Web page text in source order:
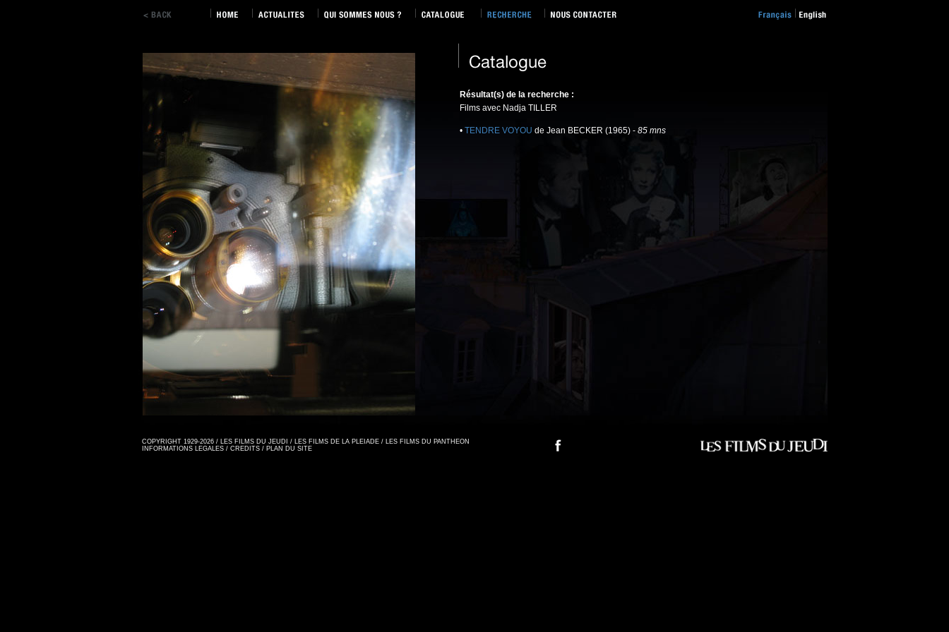
Résultat(s) de la recherche :
Films avec Nadja TILLER
• TENDRE VOYOU de Jean BECKER (1965) - 85 mns
COPYRIGHT 1929-2026 / LES FILMS DU JEUDI / LES FILMS DE LA PLEIADE / LES FILMS DU PANTHEON
INFORMATIONS LEGALES / CREDITS / PLAN DU SITE